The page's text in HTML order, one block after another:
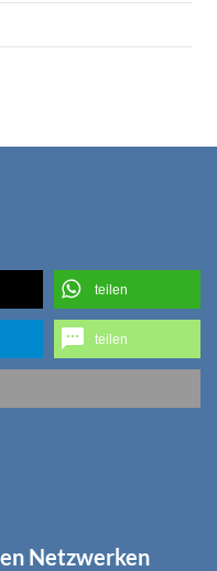
teilen
teilen
Netzwerken